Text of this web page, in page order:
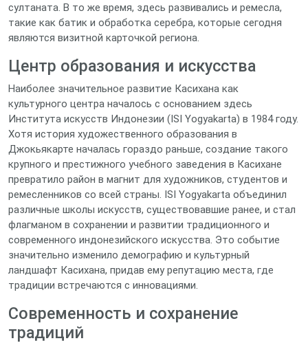
султаната. В то же время, здесь развивались и ремесла,
такие как батик и обработка серебра, которые сегодня
являются визитной карточкой региона.
Центр образования и искусства
Наиболее значительное развитие Касихана как
культурного центра началось с основанием здесь
Института искусств Индонезии (ISI Yogyakarta) в 1984 году.
Хотя история художественного образования в
Джокьякарте началась гораздо раньше, создание такого
крупного и престижного учебного заведения в Касихане
превратило район в магнит для художников, студентов и
ремесленников со всей страны. ISI Yogyakarta объединил
различные школы искусств, существовавшие ранее, и стал
флагманом в сохранении и развитии традиционного и
современного индонезийского искусства. Это событие
значительно изменило демографию и культурный
ландшафт Касихана, придав ему репутацию места, где
традиции встречаются с инновациями.
Современность и сохранение
традиций